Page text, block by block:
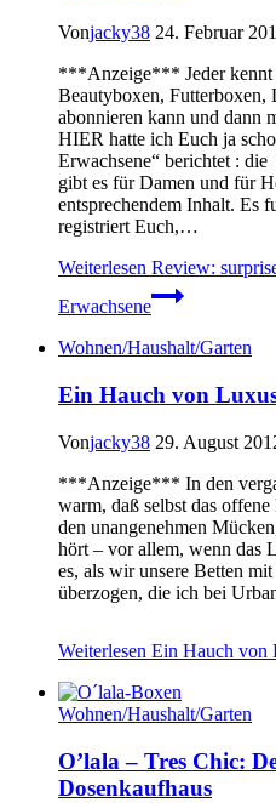
Vonjacky38 24. Februar
***Anzeige*** Jeder kennt
Beautyboxen, Futterboxen,
abonnieren kann und dann
HIER hatte ich Euch ja
Erwachsene“ berichtet :
gibt es für Damen und für
entsprechendem Inhalt. Es
registriert Euch,…
Weiterlesen Review:
Erwachsene
Wohnen/Haushalt/Garten
Ein Hauch von
Vonjacky38 29. August
***Anzeige*** In den
warm, daß selbst das
den unangenehmen
hört – vor allem, wenn das
es, als wir unsere Betten
überzogen, die ich bei
Weiterlesen Ein Hauch von
Wohnen/Haushalt/Garten
O’lala – Tres Chic:
Dosenkaufhaus